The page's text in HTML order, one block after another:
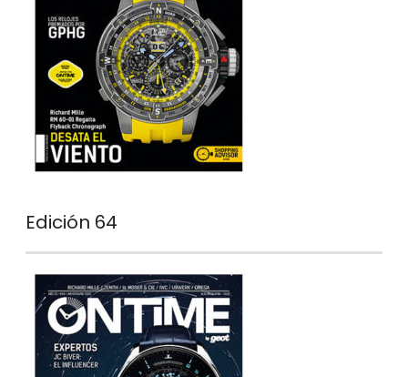
Edición 64